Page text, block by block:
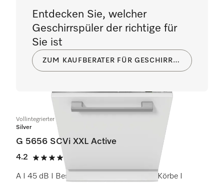
Vollintegrierter Geschirrspüler XXL
Silver
G 5656 SCVi XXL Active
4.2
4.2 Sterne von 5
A I 45 dB I Besteckschublade I Comfort Körbe I
Entdecken Sie, welcher
Geschirrspüler der richtige für
Sie ist
ZUM KAUFBERATER FÜR GESCHIRRSPÜLER